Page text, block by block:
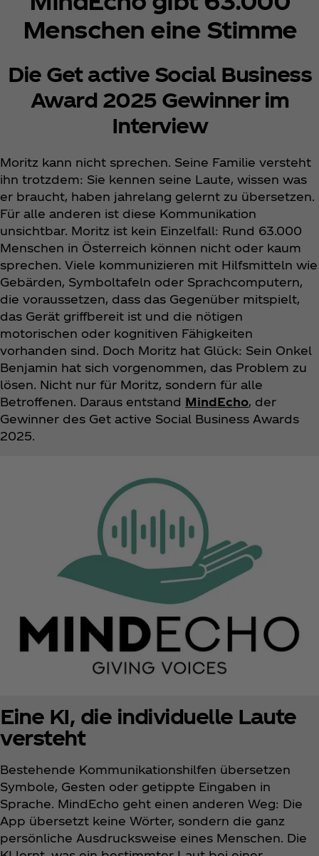
Menschen eine Stimme
Die Get active Social Business
Award 2025 Gewinner im
Interview
Moritz kann nicht sprechen. Seine Familie versteht
ihn trotzdem: Sie kennen seine Laute, wissen was
er braucht, haben jahrelang gelernt zu übersetzen.
Für alle anderen ist diese Kommunikation
unsichtbar. Moritz ist kein Einzelfall: Rund 63.000
Menschen in Österreich können nicht oder kaum
sprechen. Viele kommunizieren mit Hilfsmitteln wie
Gebärden, Symboltafeln oder Sprachcomputern,
die voraussetzen, dass das Gegenüber mitspielt,
das Gerät griffbereit ist und die nötigen
motorischen oder kognitiven Fähigkeiten
vorhanden sind. Doch Moritz hat Glück: Sein Onkel
Benjamin hat sich vorgenommen, das Problem zu
lösen. Nicht nur für Moritz, sondern für alle
Betroffenen. Daraus entstand MindEcho, der
Gewinner des Get active Social Business Awards
2025.
Eine KI, die individuelle Laute
versteht
Bestehende Kommunikationshilfen übersetzen
Symbole, Gesten oder getippte Eingaben in
Sprache. MindEcho geht einen anderen Weg: Die
App übersetzt keine Wörter, sondern die ganz
persönliche Ausdrucksweise eines Menschen. Die